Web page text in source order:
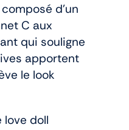
d’un
C aux
qui souligne
apportent
le look
love doll